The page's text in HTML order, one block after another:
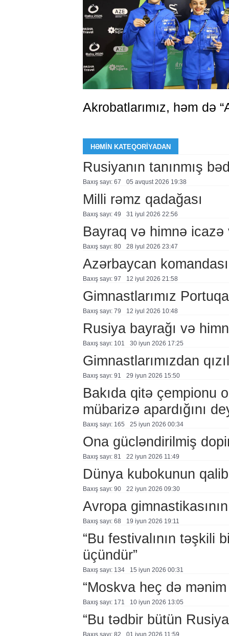
Akrobatlarımız, həm də
HƏMIN KATEQORIYADAN
Rusiyanın tanınmış
Baxış sayı: 67 05 avqust 2026 19:38
Milli rəmz qadağası
Baxış sayı: 49 31 i̇yul 2026 22:56
Bayraq və himnə icazə
Baxış sayı: 80 28 i̇yul 2026 23:47
Azərbaycan
Baxış sayı: 97 12 i̇yul 2026 21:58
Gimnastlarımız
Baxış sayı: 79 12 i̇yul 2026 10:48
Rusiya bayrağı və
Baxış sayı: 101 30 i̇yun 2026 17:25
Gimnastlarımızdan
Baxış sayı: 91 29 i̇yun 2026 15:50
Bakıda qitə çempionu
mübarizə apardığını
Baxış sayı: 165 25 i̇yun 2026 00:34
Ona gücləndirilmiş
Baxış sayı: 81 22 i̇yun 2026 11:49
Dünya kubokunun
Baxış sayı: 90 22 i̇yun 2026 09:30
Avropa
Baxış sayı: 68 19 i̇yun 2026 19:11
“Bu festivalının təşkili
üçündür”
Baxış sayı: 134 15 i̇yun 2026 00:31
“Moskva heç də
Baxış sayı: 171 10 i̇yun 2026 13:05
“Bu tədbir bütün
Baxış sayı: 82 01 i̇yun 2026 11:59